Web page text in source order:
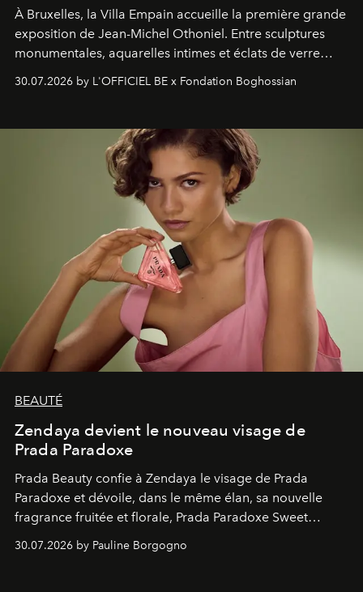
À Bruxelles, la Villa Empain accueille la première grande
exposition de Jean-Michel Othoniel. Entre sculptures
monumentales, aquarelles intimes et éclats de verre
émotionnel où chaque œuvre devient le souvenir
émerveillement.
30.07.2026 by L'OFFICIEL BE x Fondation Boghossian
BEAUTÉ
Zendaya devient le nouveau visage de
Prada Paradoxe
Prada Beauty confie à Zendaya le visage de Prada
Paradoxe et dévoile, dans le même élan, sa nouvelle
fragrance fruitée et florale, Prada Paradoxe Sweet
30.07.2026 by Pauline Borgogno